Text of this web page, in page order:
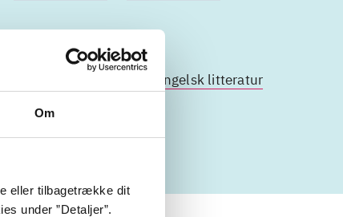
Om
eller tilbagetrække dit
under ”Detaljer”.
engelsk litteratur